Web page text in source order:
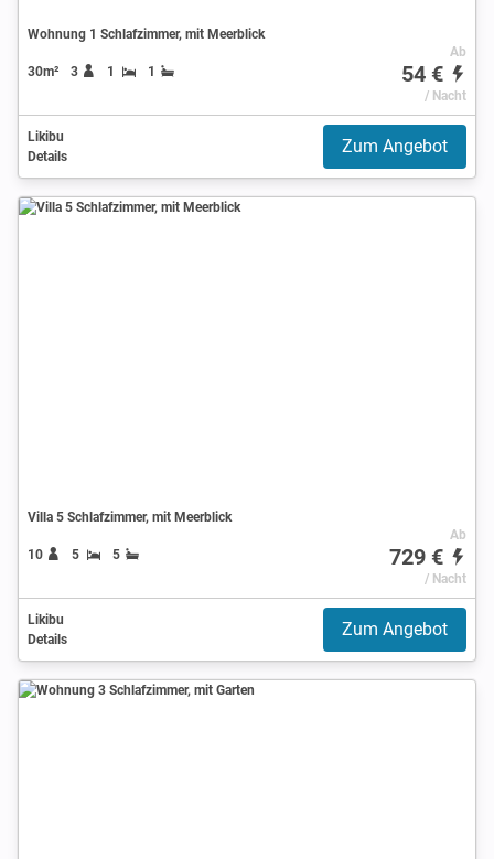
Wohnung 1 Schlafzimmer, mit Meerblick
30m² 3 1 1
Ab
54 €
/ Nacht
Likibu
Details
Zum Angebot
Villa 5 Schlafzimmer, mit Meerblick
10 5 5
Ab
729 €
/ Nacht
Likibu
Details
Zum Angebot